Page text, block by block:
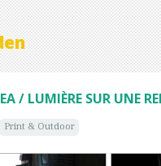
/ LUMIÈRE SUR UNE
Print & Outdoor